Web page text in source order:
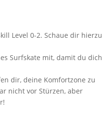
Level 0-2. Schaue dir hierzu
Surfskate mit, damit du dich
dir, deine Komfortzone zu
nicht vor Stürzen, aber